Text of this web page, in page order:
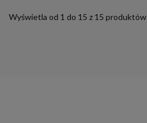
Wyświetla od 1 do 15 z 15 produktów